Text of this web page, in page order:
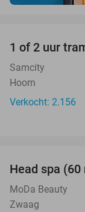
1 of 2 uur
Samcity
Hoorn
Verkocht: 2.156
Head spa
MoDa Beauty
Zwaag